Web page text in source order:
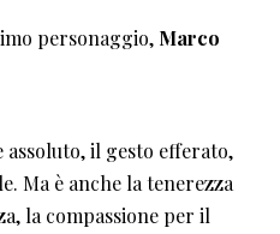
personaggio, Marco
assoluto, il gesto efferato,
Ma è anche la tenerezza
la compassione per il